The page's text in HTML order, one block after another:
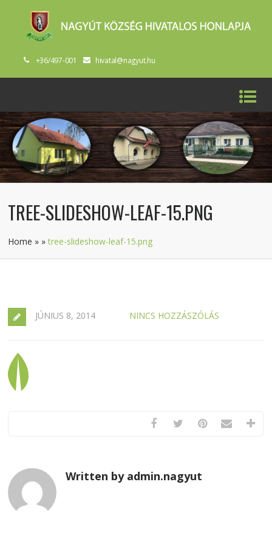
+36/497-001 hivatal@nagyut.hu
TREE-SLIDESHOW-LEAF-15.PNG
Home » »tree-slideshow-leaf-15.png
JÚNIUS 8, 2014 NINCS HOZZÁSZÓLÁS
Written by admin.nagyut